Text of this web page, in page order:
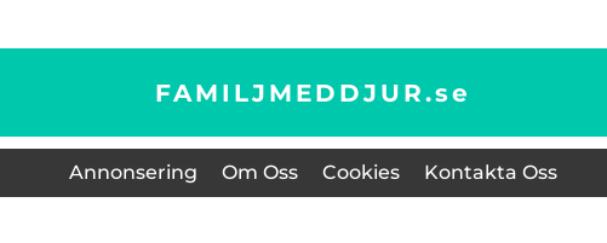
FAMILJMEDDJUR.se
Annonsering Om Oss Cookies Kontakta Oss